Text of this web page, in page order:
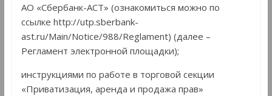
АО «Сбербанк-АСТ» (ознакомиться можно по
ссылке http://utp.sberbank-
ast.ru/Main/Notice/988/Reglament) (далее –
Регламент электронной площадки);
инструкциями по работе в торговой секции
«Приватизация, аренда и продажа прав»